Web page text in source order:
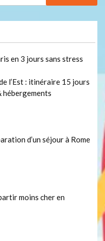
en 3 jours sans stress
l’Est : itinéraire 15 jours
hébergements
d’un séjour à Rome
moins cher en